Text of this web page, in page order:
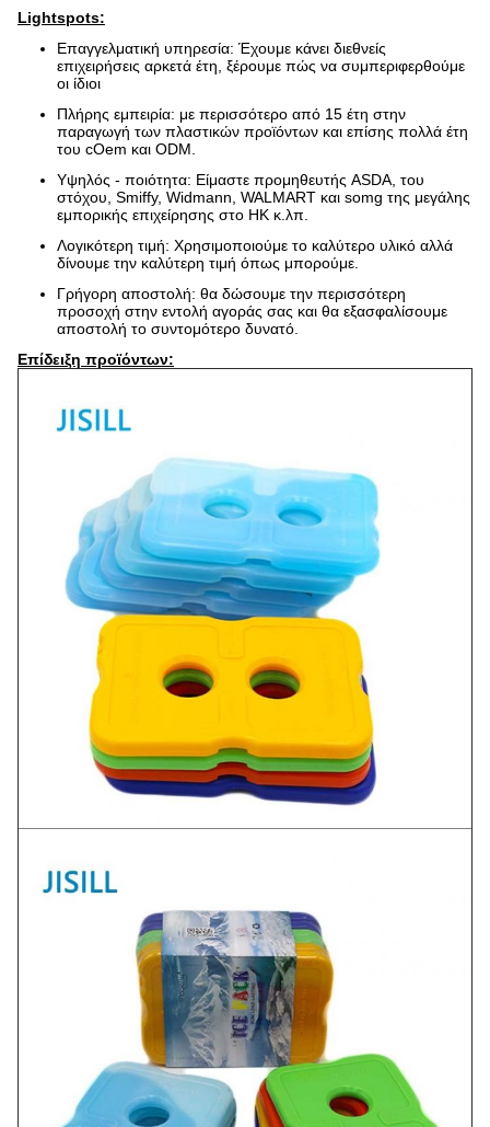
Lightspots:
Επαγγελματική υπηρεσία: Έχουμε κάνει διεθνείς
επιχειρήσεις αρκετά έτη, ξέρουμε πώς να συμπεριφερθούμε
οι ίδιοι
Πλήρης εμπειρία: με περισσότερο από 15 έτη στην
παραγωγή των πλαστικών προϊόντων και επίσης πολλά έτη
του cOem και ODM.
Υψηλός - ποιότητα: Είμαστε προμηθευτής ASDA, του
στόχου, Smiffy, Widmann, WALMART και somg της μεγάλης
εμπορικής επιχείρησης στο HK κ.λπ.
Λογικότερη τιμή: Χρησιμοποιούμε το καλύτερο υλικό αλλά
δίνουμε την καλύτερη τιμή όπως μπορούμε.
Γρήγορη αποστολή: θα δώσουμε την περισσότερη
προσοχή στην εντολή αγοράς σας και θα εξασφαλίσουμε
αποστολή το συντομότερο δυνατό.
Επίδειξη προϊόντων: